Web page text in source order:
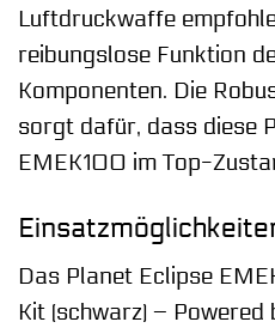
Luftdruckwaffe
reibungslose Funktion
Komponenten. Die
sorgt dafür, dass diese
EMEK100 im Top-
Das Planet Eclipse
Kit (schwarz) –